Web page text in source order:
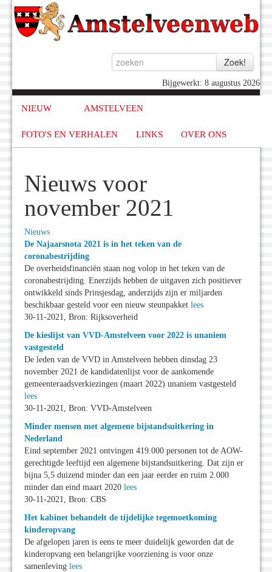
Bijgewerkt: 8 augustus 2026
NIEUW AMSTELVEEN
FOTO'S EN VERHALEN LINKS OVER ONS
Nieuws voor
november 2021
Nieuws
De Najaarsnota 2021 is in het teken van de
coronabestrijding
De overheidsfinanciën staan nog volop in het teken van de
coronabestrijding. Enerzijds hebben de uitgaven zich positiever
ontwikkeld sinds Prinsjesdag, anderzijds zijn er miljarden
beschikbaar gesteld voor een nieuw steunpakket lees
30-11-2021, Bron: Rijksoverheid
De kieslijst van VVD-Amstelveen voor 2022 is unaniem
vastgesteld
De leden van de VVD in Amstelveen hebben dinsdag 23
november 2021 de kandidatenlijst voor de aankomende
gemeenteraadsverkiezingen (maart 2022) unaniem vastgesteld
lees
30-11-2021, Bron: VVD-Amstelveen
Minder mensen met algemene bijstandsuitkering in
Nederland
Eind september 2021 ontvingen 419.000 personen tot de AOW-
gerechtigde leeftijd een algemene bijstandsuitkering. Dat zijn er
bijna 5,5 duizend minder dan een jaar eerder en ruim 2.000
minder dan eind maart 2020 lees
30-11-2021, Bron: CBS
Het kabinet behandelt de tijdelijke tegemoetkoming
kinderopvang
De afgelopen jaren is eens te meer duidelijk geworden dat de
kinderopvang een belangrijke voorziening is voor onze
samenleving lees